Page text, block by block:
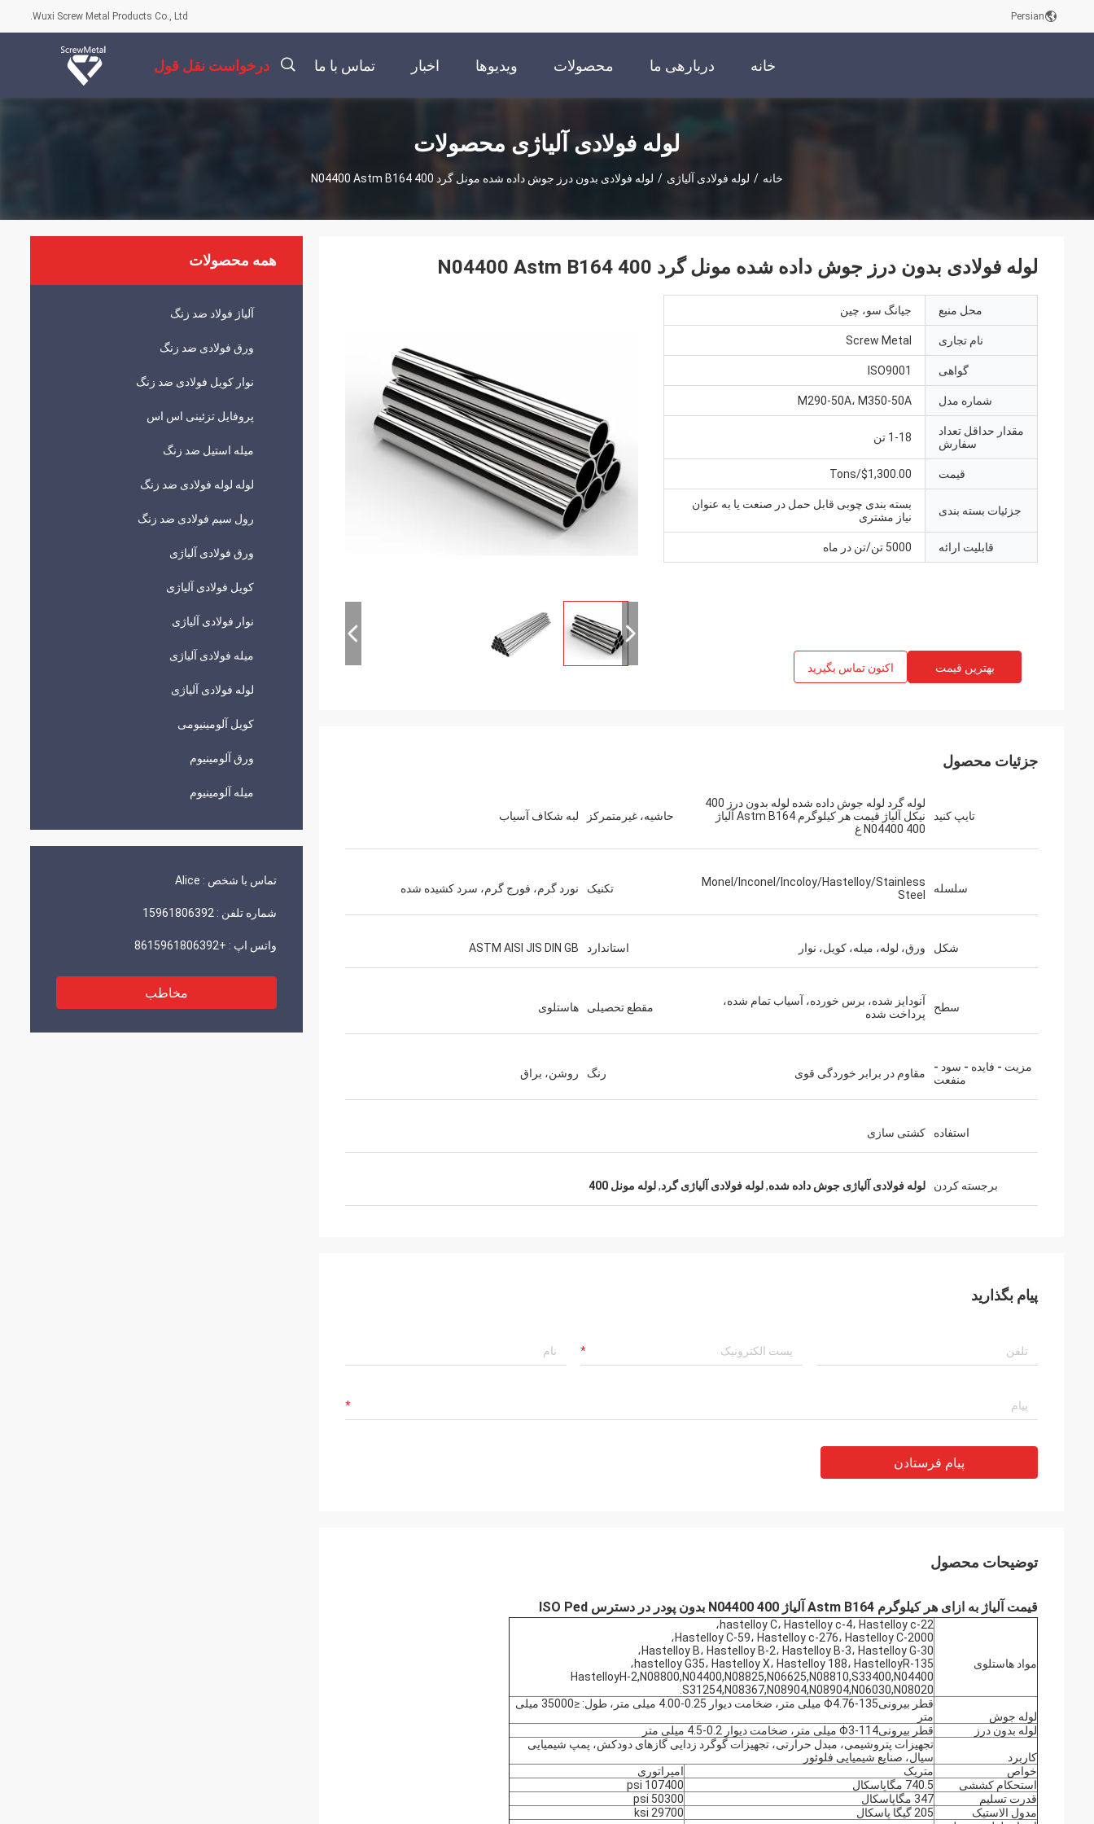
Wuxi Screw Metal Products Co., Ltd. Persian
خانه دربارهی ما محصولات ویدیوها اخبار تماس با ما درخواست نقل قول
لوله فولادی آلیاژی محصولات
خانه / لوله فولادی آلیاژی / لوله فولادی بدون درز جوش داده شده مونل گرد 400 N04400 Astm B164
همه محصولات
آلیاژ فولاد ضد زنگ
ورق فولادی ضد زنگ
نوار کویل فولادی ضد زنگ
پروفایل تزئینی اس اس
میله استیل ضد زنگ
لوله لوله فولادی ضد زنگ
رول سیم فولادی ضد زنگ
ورق فولادی آلیاژی
کویل فولادی آلیاژی
نوار فولادی آلیاژی
میله فولادی آلیاژی
لوله فولادی آلیاژی
کویل آلومینیومی
ورق آلومینیوم
میله آلومینیوم
تماس با شخص : Alice
شماره تلفن : 15961806392
واتس اپ : +8615961806392
مخاطب
لوله فولادی بدون درز جوش داده شده مونل گرد 400 N04400 Astm B164
محل منبع جیانگ سو، چین
نام تجاری Screw Metal
گواهی ISO9001
شماره مدل M290-50A، M350-50A
مقدار حداقل تعداد
سفارش
1-18 تن
قیمت $1,300.00/Tons
جزئیات بسته بندی
بسته بندی چوبی قابل حمل در صنعت یا به عنوان
نیاز مشتری
قابلیت ارائه 5000 تن/تن در ماه
بهترین قیمت اکنون تماس بگیرید
جزئیات محصول
تایپ کنید
لوله گرد لوله جوش داده شده لوله بدون درز 400
نیکل آلیاژ قیمت هر کیلوگرم Astm B164 آلیاژ
N04400 400 غ
حاشیه، غیرمتمرکز لبه شکاف آسیاب
سلسله
Monel/Inconel/Incoloy/Hastelloy/Stainless
Steel
تکنیک نورد گرم، فورج گرم، سرد کشیده شده
شکل ورق، لوله، میله، کویل، نوار استاندارد ASTM AISI JIS DIN GB
سطح
آنودایز شده، برس خورده، آسیاب تمام شده،
پرداخت شده
مقطع تحصیلی هاستلوی
مزیت - فایده - سود -
منفعت
مقاوم در برابر خوردگی قوی رنگ روشن، براق
استفاده کشتی سازی
برجسته کردن لوله فولادی آلیاژی جوش داده شده,لوله فولادی آلیاژی گرد,لوله مونل 400
پیام بگذارید
پیام فرستادن
توضیحات محصول
قیمت آلیاژ به ازای هر کیلوگرم Astm B164 آلیاژ N04400 400 بدون پودر در دسترس ISO Ped
مواد هاستلوی
hastelloy C، Hastelloy c-4، Hastelloy c-22،
Hastelloy C-59، Hastelloy c-276، Hastelloy C-2000،
Hastelloy B، Hastelloy B-2، Hastelloy B-3، Hastelloy G-30،
hastelloy G35، Hastelloy X، Hastelloy 188، HastelloyR-135،
HastelloyH-2,N08800,N04400,N08825,N06625,N08810,S33400,N04400
S31254,N08367,N08904,N08904,N06030,N08020.
لوله جوش
قطر بیرونیΦ4.76-135 میلی متر، ضخامت دیوار 0.25-4.00 میلی متر، طول: ≤35000 میلی
متر
لوله بدون درز
قطر بیرونیΦ3-114 میلی متر، ضخامت دیوار 0.2-4.5 میلی متر
کاربرد
تجهیزات پتروشیمی، مبدل حرارتی، تجهیزات گوگرد زدایی گازهای دودکش، پمپ شیمیایی
سیال، صنایع شیمیایی فلوئور
خواص
متریک
امپراتوری
استحکام کششی
740.5 مگاپاسکال
107400 psi
قدرت تسلیم
347 مگاپاسکال
50300 psi
مدول الاستیک
205 گیگا پاسکال
29700 ksi